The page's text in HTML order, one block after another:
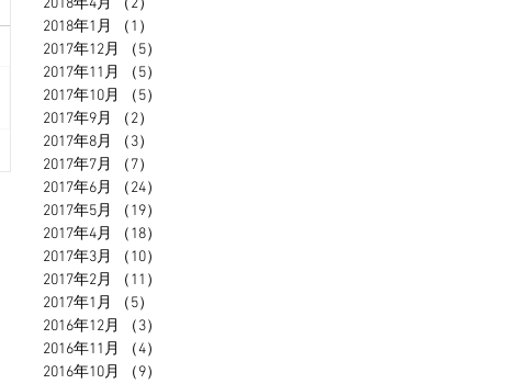
2018年1月
（1）
2017年12月
（5）
2017年11月
（5）
2017年10月
（5）
2017年9月
（2）
2017年8月
（3）
2017年7月
（7）
2017年6月
（24）
2017年5月
（19）
2017年4月
（18）
2017年3月
（10）
2017年2月
（11）
2017年1月
（5）
2016年12月
（3）
2016年11月
（4）
2016年10月
（9）